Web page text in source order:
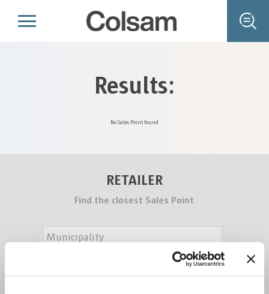
Results:
No Sales Point found
RETAILER
Find the closest Sales Point